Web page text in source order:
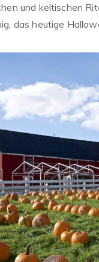
und keltischen
das heutige